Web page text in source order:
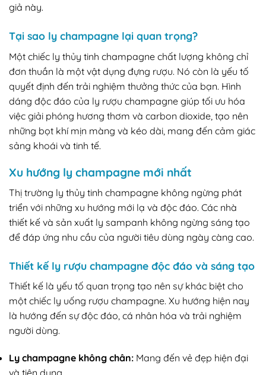
giả này.
Tại sao ly champagne lại quan trọng?
Một chiếc ly thủy tinh champagne chất lượng không chỉ
đơn thuần là một vật dụng đựng rượu. Nó còn là yếu tố
quyết định đến trải nghiệm thưởng thức của bạn. Hình
dáng độc đáo của ly rượu champagne giúp tối ưu hóa
việc giải phóng hương thơm và carbon dioxide, tạo nên
những bọt khí mịn màng và kéo dài, mang đến cảm giác
sảng khoái và tinh tế.
Xu hướng ly champagne mới nhất
Thị trường ly thủy tinh champagne không ngừng phát
triển với những xu hướng mới lạ và độc đáo. Các nhà
thiết kế và sản xuất ly sampanh không ngừng sáng tạo
để đáp ứng nhu cầu của người tiêu dùng ngày càng cao.
Thiết kế ly rượu champagne độc đáo và sáng tạo
Thiết kế là yếu tố quan trọng tạo nên sự khác biệt cho
một chiếc ly uống rượu champagne. Xu hướng hiện nay
là hướng đến sự độc đáo, cá nhân hóa và trải nghiệm
người dùng.
Ly champagne không chân: Mang đến vẻ đẹp hiện đại